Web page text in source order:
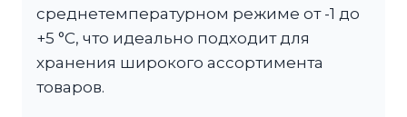
среднетемпературном режиме от -1 до
+5 °C, что идеально подходит для
хранения широкого ассортимента
товаров.